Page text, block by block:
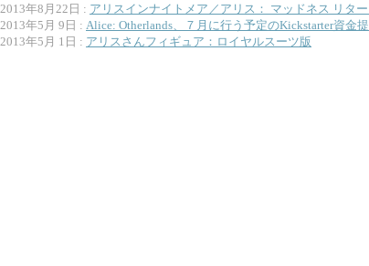
2013年8月22日 : アリスインナイトメア／アリス： マッドネス リタ
2013年5月 9日 : Alice: Otherlands、７月に行う予定のKickstarter資金
2013年5月 1日 : アリスさんフィギュア：ロイヤルスーツ版